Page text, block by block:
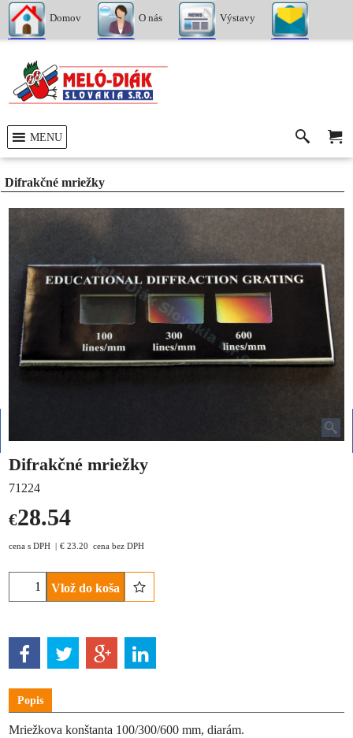
Domov O nás Výstavy
MENU
Difrakčné mriežky
Difrakčné mriežky
71224
€28.54
cena s DPH € 23.20 cena bez DPH
Vlož do koša
Popis
Mriežkova konštanta 100/300/600 mm, diarám.